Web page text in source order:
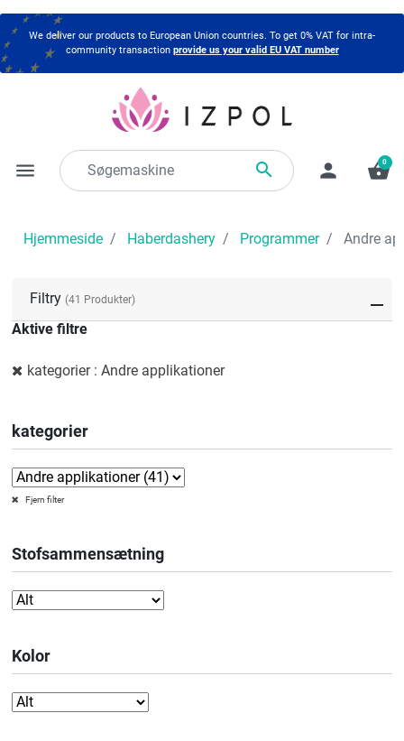
We deliver our products to European Union countries. To get 0% VAT for intra-
community transaction provide us your valid EU VAT number
menu  person shopping_basket
0
Hjemmeside Haberdashery Programmer Andre
Filtry (41 Produkter)
Aktive filtre
kategorier : Andre applikationer
kategorier
Fjern filter
Stofsammensætning
Kolor